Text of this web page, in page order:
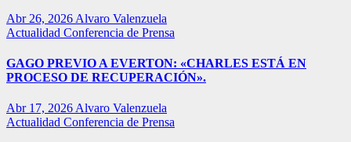
Abr 26, 2026 Alvaro Valenzuela
Actualidad Conferencia de Prensa
GAGO PREVIO A EVERTON: «CHARLES ESTÁ EN
PROCESO DE RECUPERACIÓN».
Abr 17, 2026 Alvaro Valenzuela
Actualidad Conferencia de Prensa